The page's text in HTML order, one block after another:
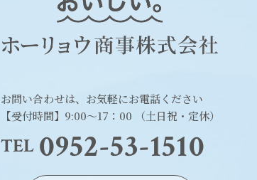
お問い合わせは、お気軽にお電話ください
【受付時間】9:00～17：00 （土日祝・定休）
TEL 0952-53-1510